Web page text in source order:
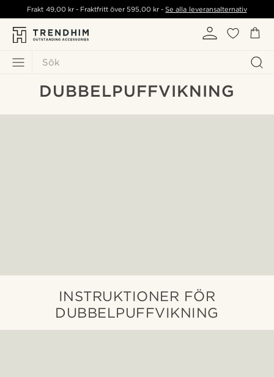
Sök
Frakt 49,00 kr- Fraktfritt över595,00 kr -Se alla leveransalternativ
DUBBELPUFFVIKNING
INSTRUKTIONER FÖR
DUBBELPUFFVIKNING